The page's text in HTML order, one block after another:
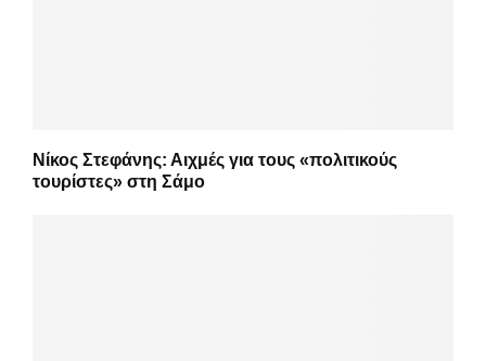
Νίκος Στεφάνης: Αιχμές για τους «πολιτικούς
τουρίστες» στη Σάμο